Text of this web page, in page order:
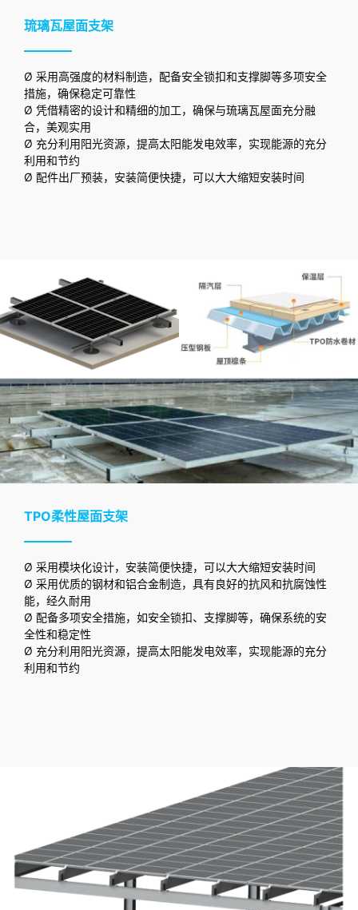
琉璃瓦屋面支架
Ø 采用高强度的材料制造，配备安全锁扣和支撑脚等多项安全
措施，确保稳定可靠性
Ø 凭借精密的设计和精细的加工，确保与琉璃瓦屋面充分融
合，美观实用
Ø 充分利用阳光资源，提高太阳能发电效率，实现能源的充分
利用和节约
Ø 配件出厂预装，安装简便快捷，可以大大缩短安装时间
TPO柔性屋面支架
Ø 采用模块化设计，安装简便快捷，可以大大缩短安装时间
Ø 采用优质的钢材和铝合金制造，具有良好的抗风和抗腐蚀性
能，经久耐用
Ø 配备多项安全措施，如安全锁扣、支撑脚等，确保系统的安
全性和稳定性
Ø 充分利用阳光资源，提高太阳能发电效率，实现能源的充分
利用和节约